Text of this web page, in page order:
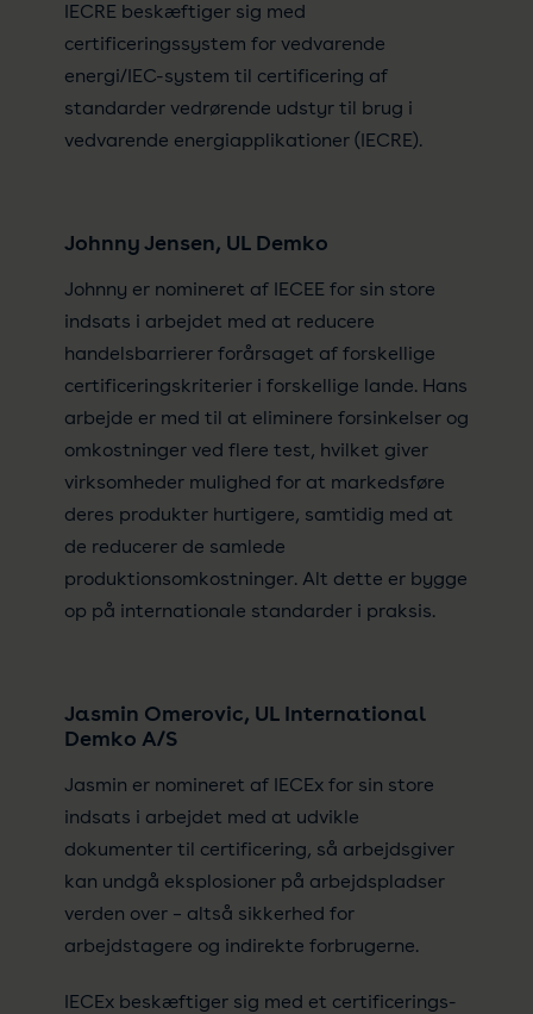
IECRE beskæftiger sig med
certificeringssystem for vedvarende
energi/IEC-system til certificering af
standarder vedrørende udstyr til brug i
vedvarende energiapplikationer (IECRE).
Johnny Jensen, UL Demko
Johnny er nomineret af IECEE for sin store
indsats i arbejdet med at reducere
handelsbarrierer forårsaget af forskellige
certificeringskriterier i forskellige lande. Hans
arbejde er med til at eliminere forsinkelser og
omkostninger ved flere test, hvilket giver
virksomheder mulighed for at markedsføre
deres produkter hurtigere, samtidig med at
de reducerer de samlede
produktionsomkostninger. Alt dette er bygge
op på internationale standarder i praksis.
Jasmin Omerovic, UL International
Demko A/S
Jasmin er nomineret af IECEx for sin store
indsats i arbejdet med at udvikle
dokumenter til certificering, så arbejdsgiver
kan undgå eksplosioner på arbejdspladser
verden over – altså sikkerhed for
arbejdstagere og indirekte forbrugerne.
IECEx beskæftiger sig med et certificerings-